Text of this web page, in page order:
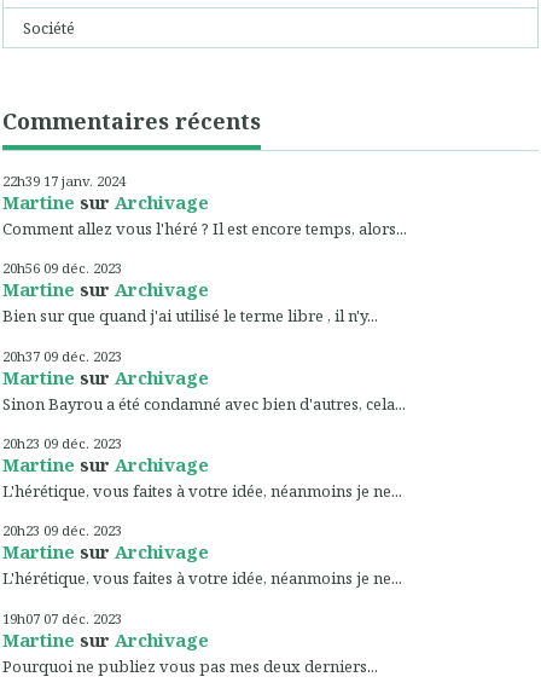
Société
Commentaires récents
22h39 17 janv. 2024
Martine sur Archivage
Comment allez vous l'héré ? Il est encore temps, alors...
20h56 09 déc. 2023
Martine sur Archivage
Bien sur que quand j'ai utilisé le terme libre , il n'y...
20h37 09 déc. 2023
Martine sur Archivage
Sinon Bayrou a été condamné avec bien d'autres, cela...
20h23 09 déc. 2023
Martine sur Archivage
L'hérétique, vous faites à votre idée, néanmoins je ne...
20h23 09 déc. 2023
Martine sur Archivage
L'hérétique, vous faites à votre idée, néanmoins je ne...
19h07 07 déc. 2023
Martine sur Archivage
Pourquoi ne publiez vous pas mes deux derniers...